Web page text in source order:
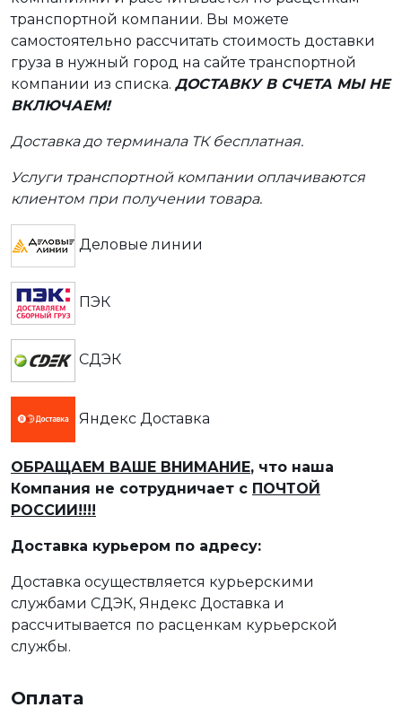
транспортной компании. Вы можете
самостоятельно рассчитать стоимость доставки
груза в нужный город на сайте транспортной
компании из списка. ДОСТАВКУ В СЧЕТА МЫ НЕ
ВКЛЮЧАЕМ!
Доставка до терминала ТК бесплатная.
Услуги транспортной компании оплачиваются
клиентом при получении товара.
Деловые линии
ПЭК
СДЭК
Яндекс Доставка
ОБРАЩАЕМ ВАШЕ ВНИМАНИЕ, что наша
Компания не сотрудничает с ПОЧТОЙ
РОССИИ!!!!
Доставка курьером по адресу:
Доставка осуществляется курьерскими
службами СДЭК, Яндекс Доставка и
рассчитывается по расценкам курьерской
службы.
Оплата